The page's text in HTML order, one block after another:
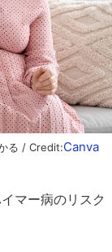
る / Credit:Canva
マー病のリスク